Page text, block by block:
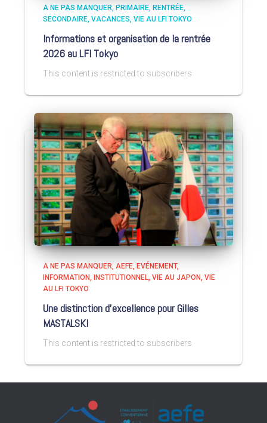
A NE PAS MANQUER PRIMAIRE RENTRÉE
SECONDAIRE VACANCES VIE AU LFI TOKYO
Informations et organisation de la rentrée
2026 au LFI Tokyo
This content is restricted to subscribers
A NE PAS MANQUER AEFE EVÉNEMENT
INFORMATION INSTITUTIONNEL VIE AU JAPON VIE
AU LFI TOKYO
Une distinction d’excellence pour Gilles
MASTALSKI
This content is restricted to subscribers